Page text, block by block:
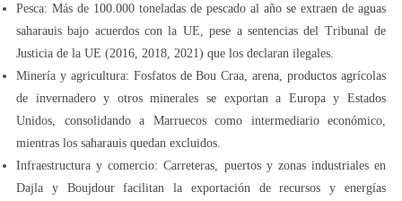
Pesca: Más de 100.000 toneladas de pescado al año se extraen de aguas
saharauis bajo acuerdos con la UE, pese a sentencias del Tribunal de
Justicia de la UE (2016, 2018, 2021) que los declaran ilegales.
Minería y agricultura: Fosfatos de Bou Craa, arena, productos agrícolas
de invernadero y otros minerales se exportan a Europa y Estados
Unidos, consolidando a Marruecos como intermediario económico,
mientras los saharauis quedan excluidos.
Infraestructura y comercio: Carreteras, puertos y zonas industriales en
Dajla y Boujdour facilitan la exportación de recursos y energías